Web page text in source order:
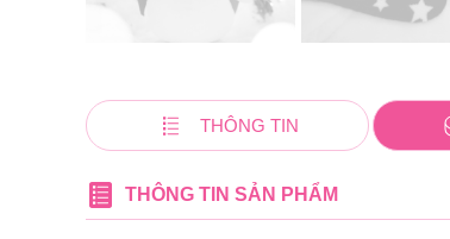
THÔNG TIN
THÔNG TIN SẢN PHẨM